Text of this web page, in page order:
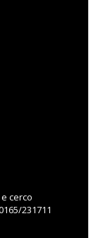
cerco
231711